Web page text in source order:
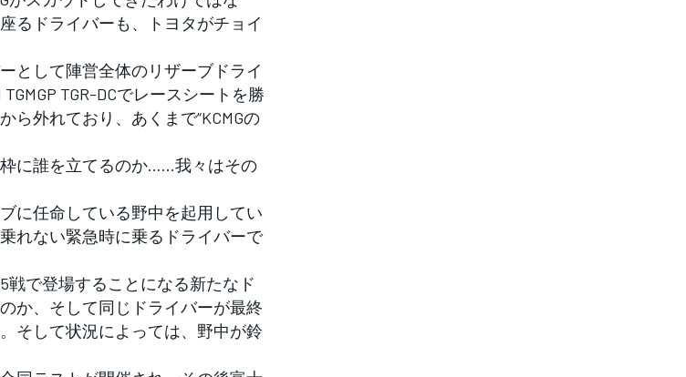
るドライバーも、トヨタがチョイ
として陣営全体のリザーブドライ
TGR-DCでレースシートを勝
ら外れており、あくまで“KCMGの
に誰を立てるのか……我々はその
に任命している野中を起用してい
れない緊急時に乗るドライバーで
で登場することになる新たなド
か、そして同じドライバーが最終
そして状況によっては、野中が鈴